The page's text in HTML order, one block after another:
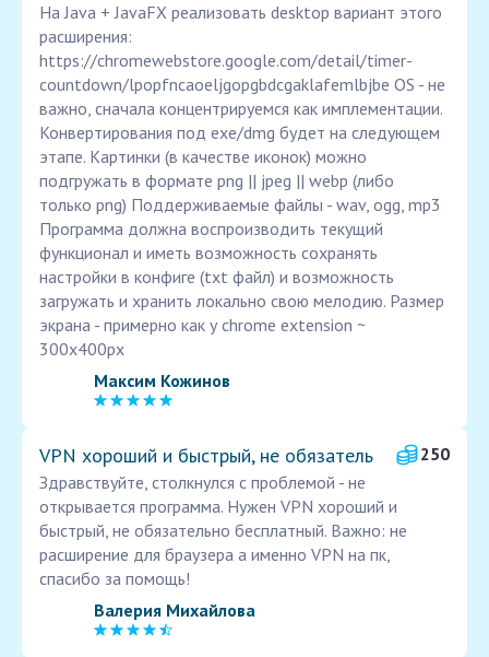
На Java + JavaFX реализовать desktop вариант этого
расширения:
https://chromewebstore.google.com/detail/timer-
countdown/lpopfncaoeljgopgbdcgaklafemlbjbe OS - не
важно, сначала концентрируемся как имплементации.
Конвертирования под exe/dmg будет на следующем
этапе. Картинки (в качестве иконок) можно
подгружать в формате png || jpeg || webp (либо
только png) Поддерживаемые файлы - wav, ogg, mp3
Программа должна воспроизводить текущий
функционал и иметь возможность сохранять
настройки в конфиге (txt файл) и возможность
загружать и хранить локально свою мелодию. Размер
экрана - примерно как у chrome extension ~
300x400px
Максим Кожинов
VPN хороший и быстрый, не обязатель
250
Здравствуйте, столкнулся с проблемой - не
открывается программа. Нужен VPN хороший и
быстрый, не обязательно бесплатный. Важно: не
расширение для браузера а именно VPN на пк,
спасибо за помощь!
Валерия Михайлова